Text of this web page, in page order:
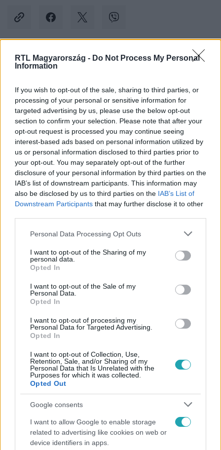
RTL Magyarország - Do Not Process My Personal
Information
If you wish to opt-out of the sale, sharing to third parties, or
processing of your personal or sensitive information for
targeted advertising by us, please use the below opt-out
section to confirm your selection. Please note that after your
opt-out request is processed you may continue seeing
interest-based ads based on personal information utilized by
us or personal information disclosed to third parties prior to
your opt-out. You may separately opt-out of the further
disclosure of your personal information by third parties on the
IAB’s list of downstream participants. This information may
also be disclosed by us to third parties on the IAB’s List of
Downstream Participants that may further disclose it to other
Please note that this website/app uses one or more Google
not limited to your visit or usage behaviour. You may click to
grant or deny consent to Google and its third-party tags to
use your data for below specified purposes in below Google
consent section.
Personal Data Processing Opt Outs
I want to opt-out of the Sharing of my
personal data.
Opted In
I want to opt-out of the Sale of my
Personal Data.
Opted In
I want to opt-out of processing my
Personal Data for Targeted Advertising.
Opted In
I want to opt-out of Collection, Use,
Retention, Sale, and/or Sharing of my
Personal Data that Is Unrelated with the
Purposes for which it was collected.
Opted Out
Google consents
I want to allow Google to enable storage
related to advertising like cookies on web or
device identifiers in apps.
Kövess minket, és értesülj a friss hírekről a
Követem
#BELFÖLD ÖTÖSLOTTÓ NYERŐSZÁM
#NYEREMÉNY #SZERENCSEJÁTÉK #NYERTES
Népszerű
47-szer szakítottak, többször elküldte otthonról
feleségét, Joe-nak mégis fáj a különélés